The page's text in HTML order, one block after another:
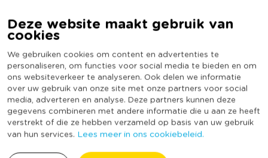
Deze website maakt gebruik van
cookies
We gebruiken cookies om content en advertenties te
personaliseren, om functies voor social media te bieden en om
ons websiteverkeer te analyseren. Ook delen we informatie
over uw gebruik van onze site met onze partners voor social
media, adverteren en analyse. Deze partners kunnen deze
gegevens combineren met andere informatie die u aan ze heeft
verstrekt of die ze hebben verzameld op basis van uw gebruik
van hun services. Lees meer in ons cookiebeleid.
129,-